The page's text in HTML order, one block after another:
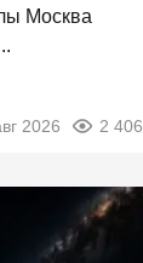
Москва
2026 2 406